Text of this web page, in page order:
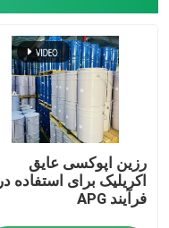
پودر سیلیس
عامل انتشار قالب
خمیر پیگمنت اپوکسی
رزین اپوکسی عایق
اکریلیک برای استفاده در
فرآیند APG